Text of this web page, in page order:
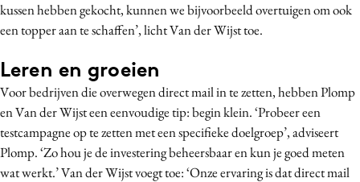
kussen hebben gekocht, kunnen we bijvoorbeeld overtuigen om ook
een topper aan te schaffen’, licht Van der Wijst toe.
Leren en groeien
Voor bedrijven die overwegen direct mail in te zetten, hebben Plomp
en Van der Wijst een eenvoudige tip: begin klein. ‘Probeer een
testcampagne op te zetten met een specifieke doelgroep’, adviseert
Plomp. ‘Zo hou je de investering beheersbaar en kun je goed meten
wat werkt.’ Van der Wijst voegt toe: ‘Onze ervaring is dat direct mail